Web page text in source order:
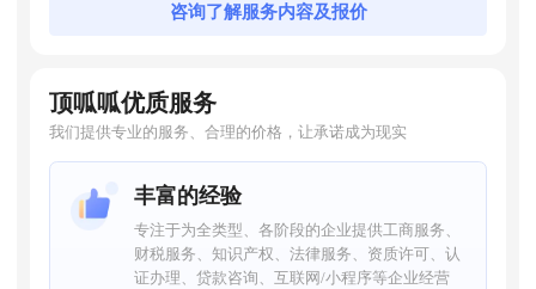
咨询了解服务内容及报价
顶呱呱优质服务
我们提供专业的服务、合理的价格，让承诺成为现实
丰富的经验
专注于为全类型、各阶段的企业提供工商服务、
财税服务、知识产权、法律服务、资质许可、认
证办理、贷款咨询、互联网/小程序等企业经营